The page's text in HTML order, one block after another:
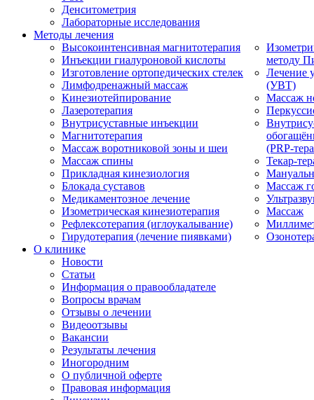
Денситометрия
Лабораторные исследования
Методы лечения
Высокоинтенсивная магнитотерапия
Инъекции гиалуроновой кислоты
Изготовление ортопедических стелек
Лимфодренажный массаж
Кинезиотейпирование
Лазеротерапия
Внутрисуставные инъекции
Магнитотерапия
Массаж воротниковой зоны и шеи
Массаж спины
Прикладная кинезиология
Блокада суставов
Медикаментозное лечение
Изометрическая кинезиотерапия
Рефлексотерапия (иглоукалывание)
Гирудотерапия (лечение пиявками)
методу
Лечение
(УВТ)
Массаж
(PRP-
Текар-
Массаж
Массаж
О клинике
Новости
Статьи
Информация о правообладателе
Вопросы врачам
Отзывы о лечении
Видеоотзывы
Вакансии
Результаты лечения
Иногородним
О публичной оферте
Правовая информация